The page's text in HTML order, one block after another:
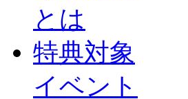
とは
特典対象
イベント